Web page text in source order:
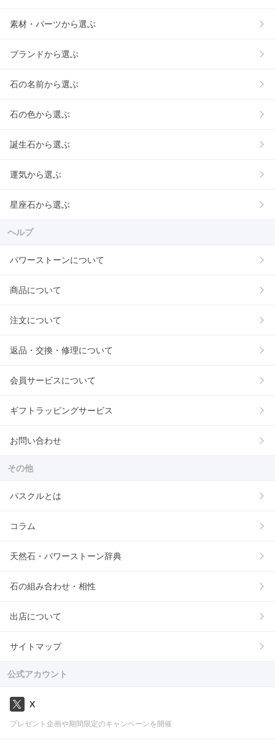
素材・パーツから選ぶ
ブランドから選ぶ
石の名前から選ぶ
石の色から選ぶ
誕生石から選ぶ
運気から選ぶ
星座石から選ぶ
ヘルプ
パワーストーンについて
商品について
注文について
返品・交換・修理について
会員サービスについて
ギフトラッピングサービス
お問い合わせ
その他
パスクルとは
コラム
天然石・パワーストーン辞典
石の組み合わせ・相性
出店について
サイトマップ
公式アカウント
X
プレゼント企画や期間限定のキャンペーンを開催